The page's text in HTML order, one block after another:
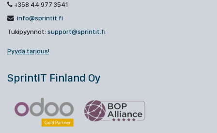
+358 44 977 3541
info@sprintit.fi
Tukipyynnöt: support@sprintit.fi
Pyydä tarjous!
SprintIT Finland Oy